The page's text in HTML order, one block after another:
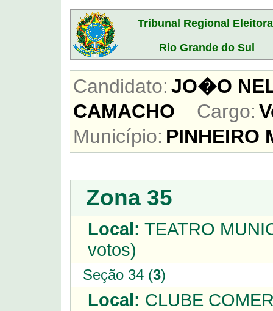
Tribunal Regional
Rio Grande do Sul
Candidato: JO�O
CAMACHO Cargo:
Município: PINHEIRO
Zona 35
Local: TEATRO
votos)
Seção 34 (3)
Local: CLUBE